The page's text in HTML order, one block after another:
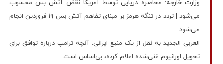
وزارت خارجه: محاصره دریایی توسط آمریکا نقض آتش بس محسوب
می‌شود | تردد در تنگه هرمز بر مبنای تفاهم آتش بس ۱۹ فروردین انجام
می‌شود
العربی الجدید به نقل از یک منبع ایرانی: آنچه ترامپ درباره توافق برای
تحویل اورانیوم غنی‌شده اعلام کرده، بی‌اساس است